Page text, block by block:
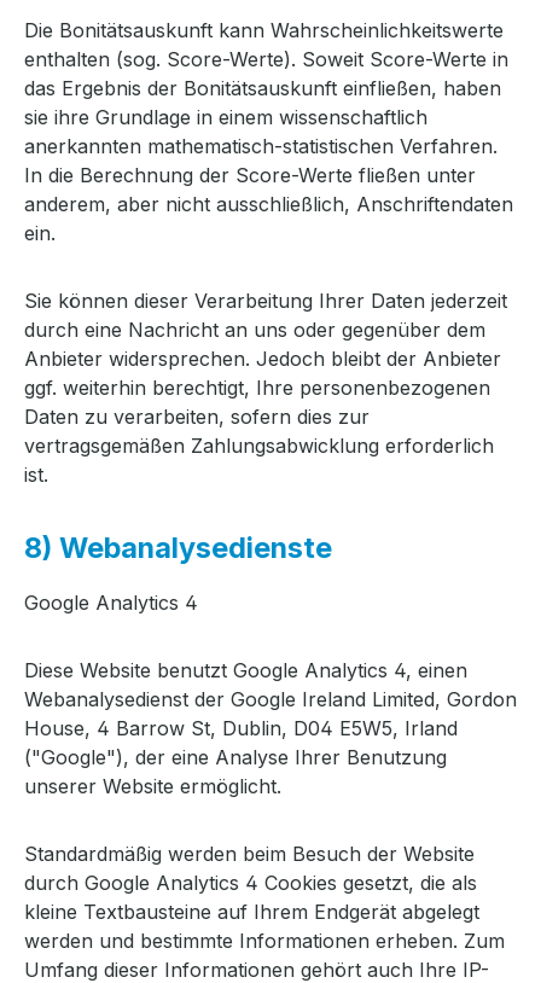
Die Bonitätsauskunft kann Wahrscheinlichkeitswerte
enthalten (sog. Score-Werte). Soweit Score-Werte in
das Ergebnis der Bonitätsauskunft einfließen, haben
sie ihre Grundlage in einem wissenschaftlich
anerkannten mathematisch-statistischen Verfahren.
In die Berechnung der Score-Werte fließen unter
anderem, aber nicht ausschließlich, Anschriftendaten
ein.
Sie können dieser Verarbeitung Ihrer Daten jederzeit
durch eine Nachricht an uns oder gegenüber dem
Anbieter widersprechen. Jedoch bleibt der Anbieter
ggf. weiterhin berechtigt, Ihre personenbezogenen
Daten zu verarbeiten, sofern dies zur
vertragsgemäßen Zahlungsabwicklung erforderlich
ist.
8) Webanalysedienste
Google Analytics 4
Diese Website benutzt Google Analytics 4, einen
Webanalysedienst der Google Ireland Limited, Gordon
House, 4 Barrow St, Dublin, D04 E5W5, Irland
("Google"), der eine Analyse Ihrer Benutzung
unserer Website ermöglicht.
Standardmäßig werden beim Besuch der Website
durch Google Analytics 4 Cookies gesetzt, die als
kleine Textbausteine auf Ihrem Endgerät abgelegt
werden und bestimmte Informationen erheben. Zum
Umfang dieser Informationen gehört auch Ihre IP-